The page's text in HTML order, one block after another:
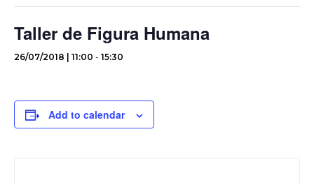
Taller de Figura Humana
26/07/2018 | 11:00 - 15:30
Add to calendar